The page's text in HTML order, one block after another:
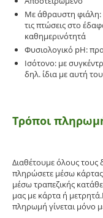
Με άθραυστη φιάλη:
τις πτώσεις στο
καθημερινότητά
Φυσιολογικό pH:
Ισότονο: με
δηλ. ίδια με αυτή
Τρόποι
Διαθέτουμε όλους
πληρώσετε μέσω
μέσω τραπεζικής
μας με κάρτα ή
πληρωμή γίνεται μόνο